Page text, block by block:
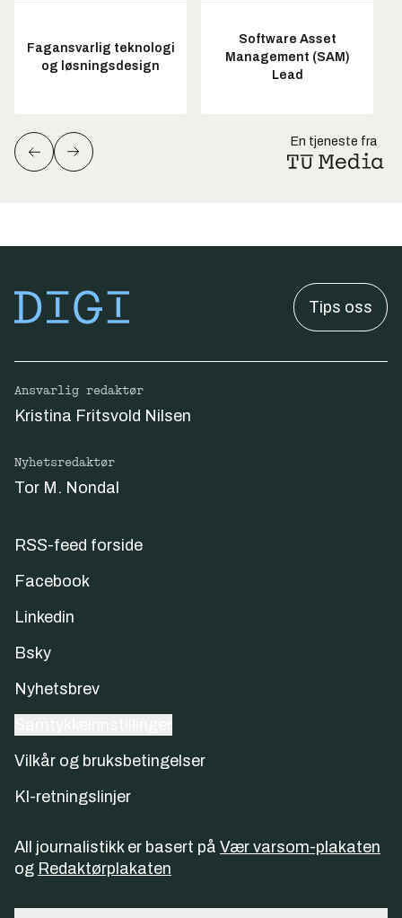
Fagansvarlig teknologi
og løsningsdesign
Software Asset
Management (SAM)
Lead
En tjeneste fra
Tips oss
Ansvarlig redaktør
Kristina Fritsvold Nilsen
Nyhetsredaktør
Tor M. Nondal
RSS-feed forside
Facebook
Linkedin
Bsky
Nyhetsbrev
Vilkår og bruksbetingelser
KI-retningslinjer
All journalistikk er basert på Vær varsom-plakaten
og Redaktørplakaten